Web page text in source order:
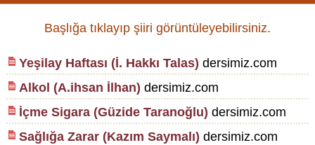
Başlığa tıklayıp şiiri görüntüleyebilirsiniz.
Yeşilay Haftası (İ. Hakkı Talas) dersimiz.com
Alkol (A.ihsan İlhan) dersimiz.com
İçme Sigara (Güzide Taranoğlu) dersimiz.com
Sağlığa Zarar (Kazım Saymalı) dersimiz.com